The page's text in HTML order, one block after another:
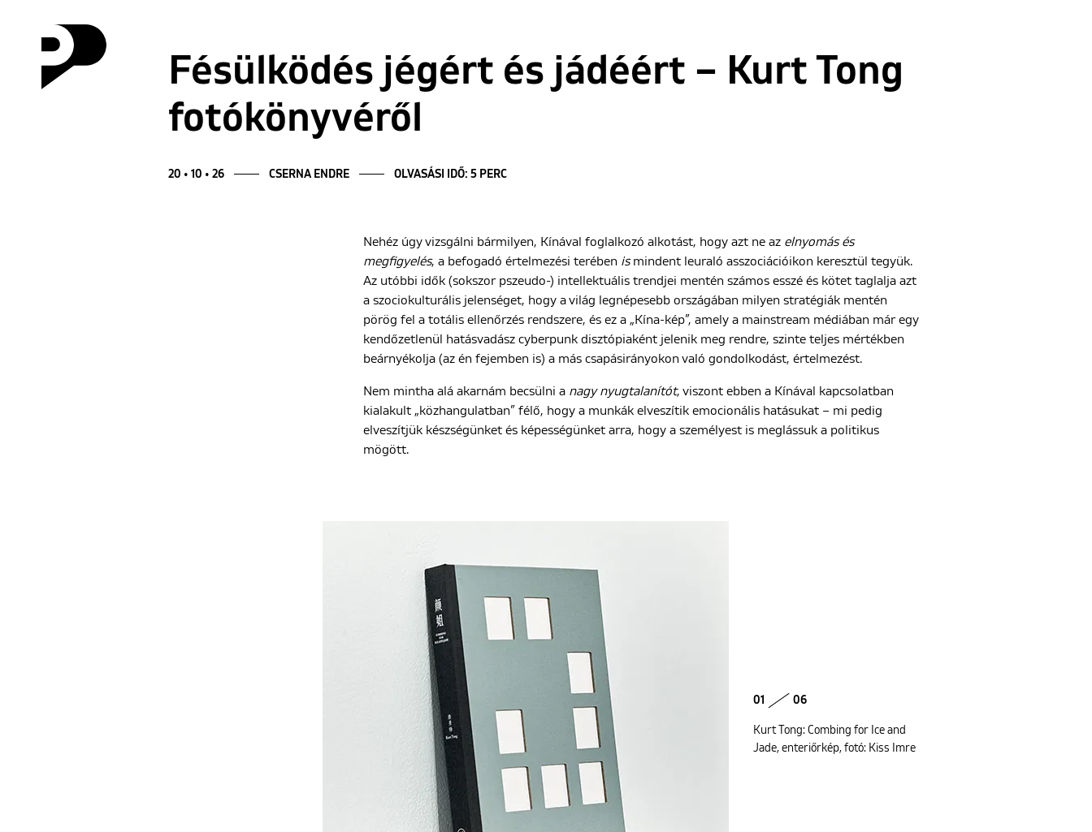
Fésülködés jégért és jádéért – Kurt Tong
fotókönyvéről
20 • 10 • 26 CSERNA ENDRE OLVASÁSI IDŐ: 5 PERC
Nehéz úgy vizsgálni bármilyen, Kínával foglalkozó alkotást, hogy azt ne az elnyomás és
megfigyelés, a befogadó értelmezési terében ismindent leuraló asszociációikon keresztül tegyük.
Az utóbbi idők (sokszor pszeudo-) intellektuális trendjei mentén számos esszé és kötet taglalja azt
a szociokulturális jelenséget, hogy a világ legnépesebb országában milyen stratégiák mentén
pörög fel a totális ellenőrzés rendszere, és ez a „Kína-kép”, amely a mainstream médiában már egy
kendőzetlenül hatásvadász cyberpunk disztópiaként jelenik meg rendre, szinte teljes mértékben
beárnyékolja (az én fejemben is) a más csapásirányokon való gondolkodást, értelmezést.
Nem mintha alá akarnám becsülni a nagy nyugtalanítót, viszont ebben a Kínával kapcsolatban
kialakult „közhangulatban” félő, hogy a munkák elveszítik emocionális hatásukat – mi pedig
elveszítjük készségünket és képességünket arra, hogy a személyest is meglássuk a politikus
mögött.
01 06
Kurt Tong: Combing for Ice and
Jade, enteriőrkép, fotó: Kiss Imre